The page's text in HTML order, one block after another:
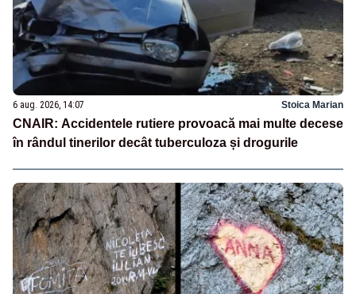
6 aug. 2026, 14:07 Stoica Marian
CNAIR: Accidentele rutiere provoacă mai multe decese
în rândul tinerilor decât tuberculoza și drogurile